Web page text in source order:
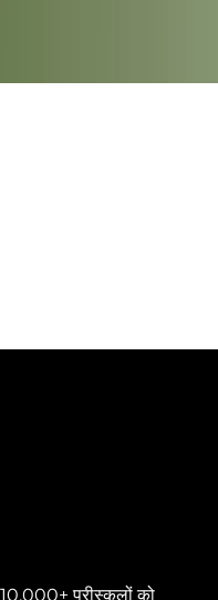
10,000+ प्रीस्कूलों को